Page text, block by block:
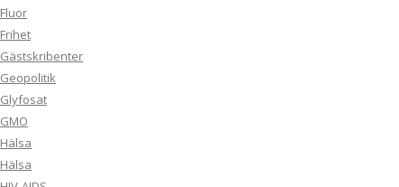
Fluor
Frihet
Gästskribenter
Geopolitik
Glyfosat
GMO
Hälsa
Hälsa